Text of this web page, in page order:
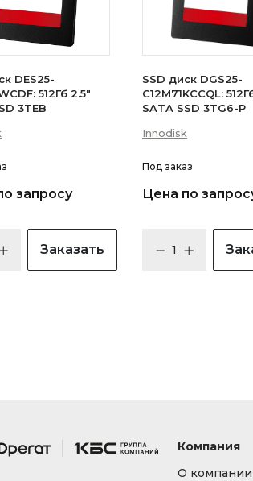
DES25-
512Гб 2.5"
3TEB
запросу
Заказать
SSD диск DGS25-
C12M71KCCQL:
SATA SSD 3TG6-P
Innodisk
Под заказ
Цена по
Компания
О компании